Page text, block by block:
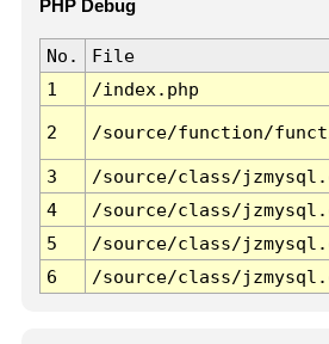
PHP Debug
No. File
1
/index.php
2 /source/function/
3 /source/class/
4
/source/class/
5
/source/class/
6
/source/class/